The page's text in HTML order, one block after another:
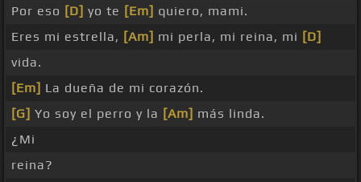
Por eso [D] yo te [Em] quiero, mami.
Eres mi estrella, [Am] mi perla, mi reina, mi [D]
vida.
[Em] La dueña de mi corazón.
[G] Yo soy el perro y la [Am] más linda.
¿Mi
reina?